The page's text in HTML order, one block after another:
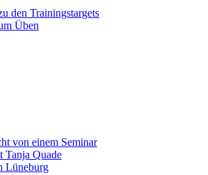
den Trainingstargets
Üben
von einem Seminar
Tanja Quade
Lüneburg